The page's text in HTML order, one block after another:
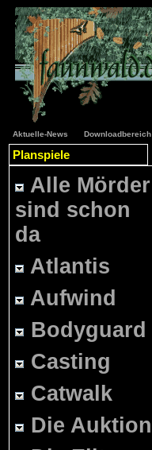
Aktuelle-News Downloadbereich
Planspiele
Alle Mörder
sind schon
da
Atlantis
Aufwind
Bodyguard
Casting
Catwalk
Die Auktion